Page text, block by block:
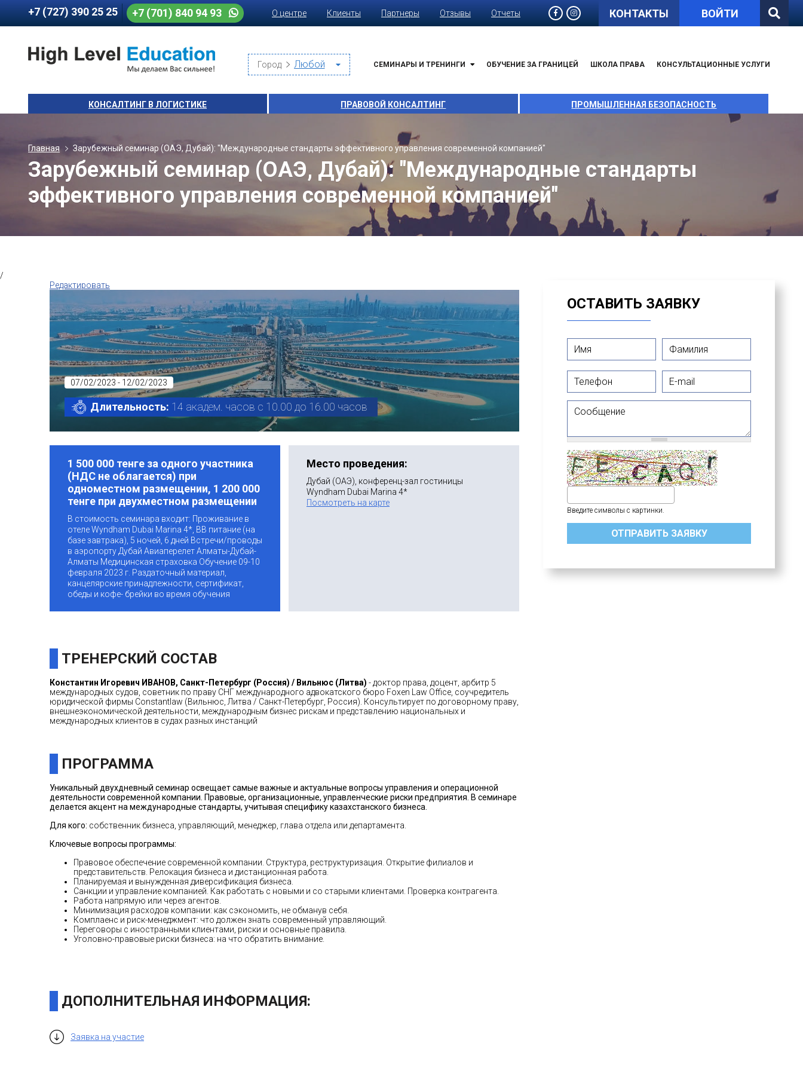
+7 (727) 390 25 25 +7 (701) 840 94 93 О центре Клиенты Партнеры Отзывы Отчеты КОНТАКТЫ ВОЙТИ
Город СЕМИНАРЫ И ТРЕНИНГИ ОБУЧЕНИЕ ЗА ГРАНИЦЕЙ ШКОЛА ПРАВА КОНСУЛЬТАЦИОННЫЕ УСЛУГИ
КОНСАЛТИНГ В ЛОГИСТИКЕ ПРАВОВОЙ КОНСАЛТИНГ ПРОМЫШЛЕННАЯ БЕЗОПАСНОСТЬ
Главная Зарубежный семинар (ОАЭ, Дубай): "Международные стандарты эффективного управления современной компанией"
Зарубежный семинар (ОАЭ, Дубай): "Международные стандарты
эффективного управления современной компанией"
/
Редактировать
07/02/2023 - 12/02/2023
Длительность: 14 академ. часов с 10.00 до 16.00 часов
1 500 000 тенге за одного участника
(НДС не облагается) при
одноместном размещении, 1 200 000
тенге при двухместном размещении
В стоимость семинара входит: Проживание в
отеле Wyndham Dubai Marina 4*, BB питание (на
базе завтрака), 5 ночей, 6 дней Встречи/проводы
в аэропорту Дубай Авиаперелет Алматы-Дубай-
Алматы Медицинская страховка Обучение 09-10
февраля 2023 г. Раздаточный материал,
канцелярские принадлежности, сертификат,
обеды и кофе- брейки во время обучения
Место проведения:
Дубай (ОАЭ), конференц-зал гостиницы
Wyndham Dubai Marina 4*
Посмотреть на карте
ТРЕНЕРСКИЙ СОСТАВ
Константин Игоревич ИВАНОВ, Санкт-Петербург (Россия) / Вильнюс (Литва) - доктор права, доцент, арбитр 5
международных судов, советник по праву СНГ международного адвокатского бюро Foxen Law Office, соучредитель
юридической фирмы Constantlaw (Вильнюс, Литва / Санкт-Петербург, Россия). Консультирует по договорному праву,
внешнеэкономической деятельности, международным бизнес рискам и представлению национальных и
международных клиентов в судах разных инстанций
ПРОГРАММА
Уникальный двухдневный семинар освещает самые важные и актуальные вопросы управления и операционной
деятельности современной компании. Правовые, организационные, управленческие риски предприятия. В семинаре
делается акцент на международные стандарты, учитывая специфику казахстанского бизнеса.
Для кого: собственник бизнеса, управляющий, менеджер, глава отдела или департамента.
Ключевые вопросы программы:
Правовое обеспечение современной компании. Структура, реструктуризация. Открытие филиалов и
представительств. Релокация бизнеса и дистанционная работа.
Планируемая и вынужденная диверсификация бизнеса.
Санкции и управление компанией. Как работать с новыми и со старыми клиентами. Проверка контрагента.
Работа напрямую или через агентов.
Минимизация расходов компании: как сэкономить, не обманув себя.
Комплаенс и риск-менеджмент: что должен знать современный управляющий.
Переговоры с иностранными клиентами, риски и основные правила.
Уголовно-правовые риски бизнеса: на что обратить внимание.
ДОПОЛНИТЕЛЬНАЯ ИНФОРМАЦИЯ:
Заявка на участие
ОСТАВИТЬ ЗАЯВКУ
Телефон
Сообщение
Введите символы с картинки.